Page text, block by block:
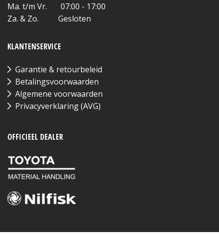
Ma. t/m Vr. 07:00 - 17:00
Za. & Zo. Gesloten
KLANTENSERVICE
Garantie & retourbeleid
Betalingsvoorwaarden
Algemene voorwaarden
Privacyverklaring (AVG)
OFFICIEEL DEALER